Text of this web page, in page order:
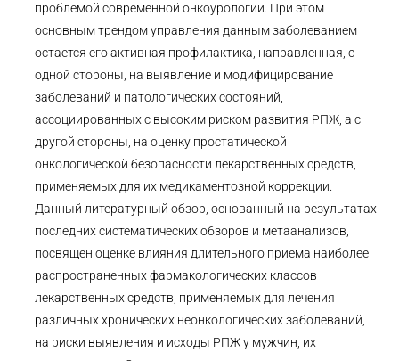
проблемой современной онкоурологии. При этом
основным трендом управления данным заболеванием
остается его активная профилактика, направленная, с
одной стороны, на выявление и модифицирование
заболеваний и патологических состояний,
ассоциированных с высоким риском развития РПЖ, а с
другой стороны, на оценку простатической
онкологической безопасности лекарственных средств,
применяемых для их медикаментозной коррекции.
Данный литературный обзор, основанный на результатах
последних систематических обзоров и метаанализов,
посвящен оценке влияния длительного приема наиболее
распространенных фармакологических классов
лекарственных средств, применяемых для лечения
различных хронических неонкологических заболеваний,
на риски выявления и исходы РПЖ у мужчин, их